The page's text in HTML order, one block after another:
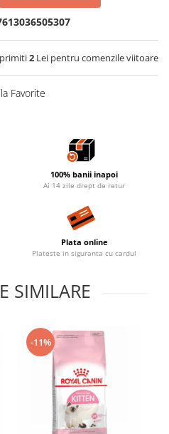
2 Lei pentru comenzile viitoare
Favorite
100% banii inapoi
Ai 14 zile drept de retur
Plata online
Plateste in siguranta cu cardul
SIMILARE
-11%